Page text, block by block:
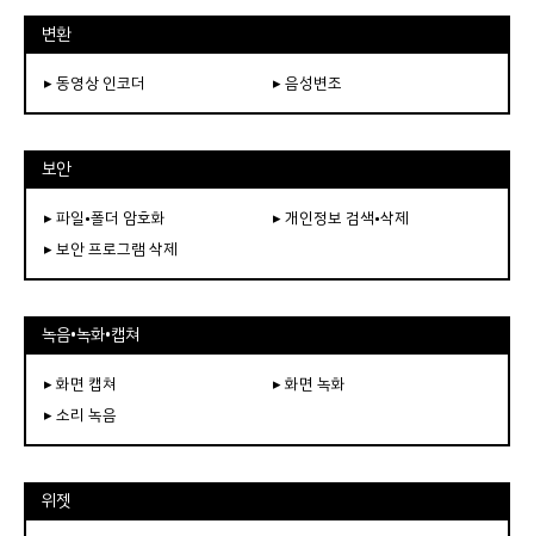
변환
▸ 동영상 인코더 ▸ 음성변조
보안
▸ 파일•폴더 암호화
▸ 개인정보 검색•삭제
▸ 보안 프로그램 삭제
녹음•녹화•캡쳐
▸ 화면 캡쳐
▸ 화면 녹화
▸ 소리 녹음
위젯